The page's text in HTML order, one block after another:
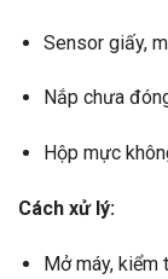
Sensor giấy,
Nắp chưa
Hộp mực
Cách xử lý:
Mở máy, kiểm